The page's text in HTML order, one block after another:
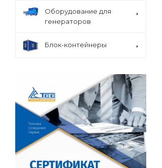
Оборудование для
генераторов
Блок-контейнеры